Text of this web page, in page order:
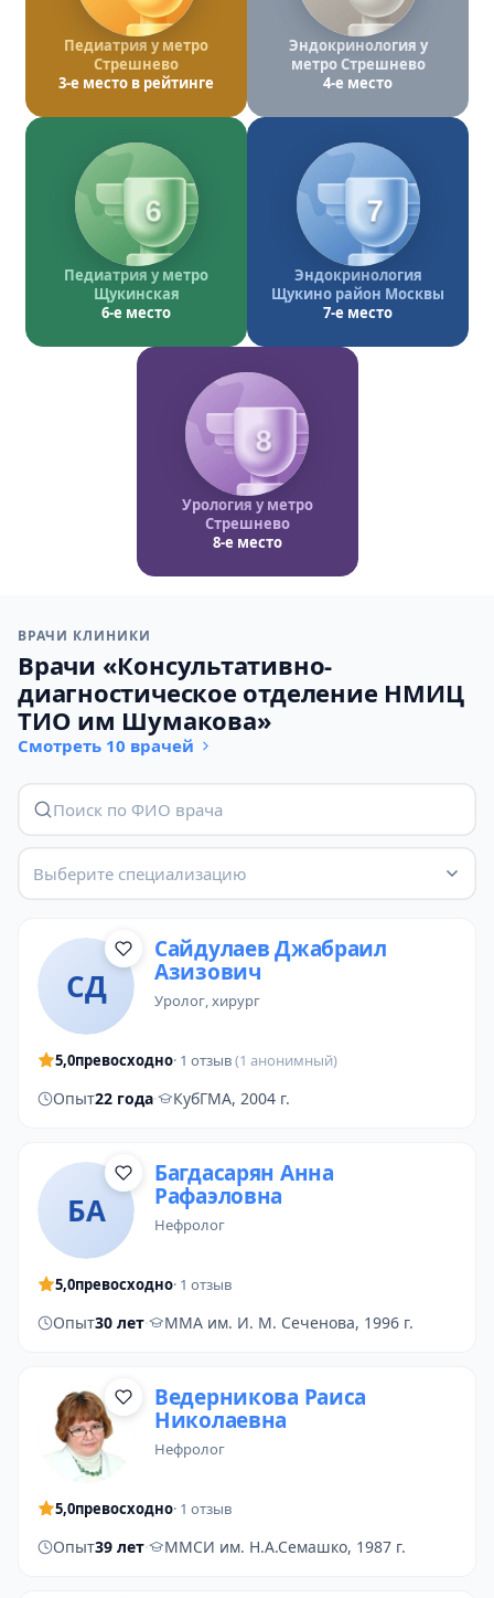
Педиатрия у метро
Стрешнево
3-е место в рейтинге
Эндокринология у
метро Стрешнево
4-е место
6
Педиатрия у метро
Щукинская
6-е место
7
Эндокринология
Щукино район Москвы
7-е место
8
Урология у метро
Стрешнево
8-е место
ВРАЧИ КЛИНИКИ
Врачи «Консультативно-
диагностическое отделение НМИЦ
ТИО им Шумакова»
Смотреть 10 врачей
Выберите специализацию
СД
Сайдулаев Джабраил
Азизович
уролог,хирург
5,0превосходно· 1 отзыв(1 анонимный)
Опыт22 года· КубГМА, 2004 г.
БА
Багдасарян Анна
Рафаэловна
нефролог
5,0превосходно· 1 отзыв
Опыт30 лет· ММА им. И. М. Сеченова, 1996 г.
Ведерникова Раиса
Николаевна
нефролог
5,0превосходно· 1 отзыв
Опыт39 лет· ММСИ им. Н.А.Семашко, 1987 г.